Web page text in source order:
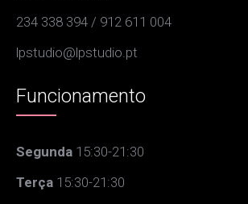
234 338 394 / 912 611 004
lpstudio@lpstudio.pt
Funcionamento
Segunda 15:30-21:30
Terça 15:30-21:30